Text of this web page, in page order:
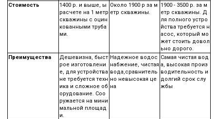
Стоимость
1400 р. и выше, ы
расчете на 1 метр
скважины с оцин
кованными труба
ми.
Около 1900 р за м
етр скважины.
1900 - 3500 р. за м
етр скважины. Д
ля полного устро
йства требуется н
асос, который мо
жет стоить довол
ьно дорого.
Преимущества
Дешевизна, быст
рое изготовлени
е, для устройства
не требуется техн
ика и сложное об
орудование. Соо
ружается на мини
мальной площад
и.
Надежное водос
набжение, чистая
вода,сравнитель
но невысокая це
на
Самая чистая вод
а, высокая произ
водительность и
долгий срок слу
жбы